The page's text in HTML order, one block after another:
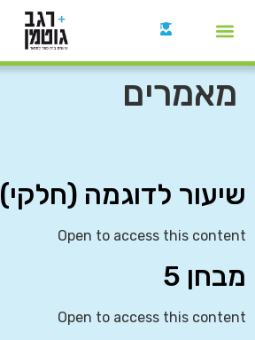
מאמרים
שיעור לדוגמה (חלקי)
Open to access this content
מבחן 5
Open to access this content